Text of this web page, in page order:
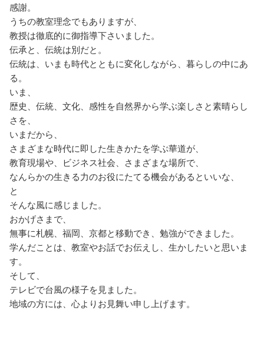
感謝。
うちの教室理念でもありますが、
教授は徹底的に御指導下さいました。
伝承と、伝統は別だと。
伝統は、いまも時代とともに変化しながら、暮らしの中にあ
る。
いま、
歴史、伝統、文化、感性を自然界から学ぶ楽しさと素晴らし
さを、
いまだから、
さまざまな時代に即した生きかたを学ぶ華道が、
教育現場や、ビジネス社会、さまざまな場所で、
なんらかの生きる力のお役にたてる機会があるといいな、
と
そんな風に感じました。
おかげさまで、
無事に札幌、福岡、京都と移動でき、勉強ができました。
学んだことは、教室やお話でお伝えし、生かしたいと思いま
す。
そして、
テレビで台風の様子を見ました。
地域の方には、心よりお見舞い申し上げます。